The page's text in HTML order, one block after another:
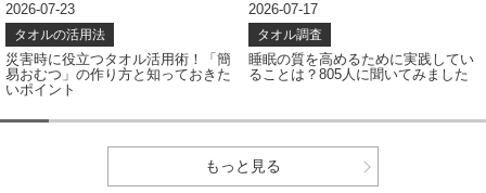
2026-07-23
タオルの活用法
災害時に役立つタオル活用術！「簡
易おむつ」の作り方と知っておきた
いポイント
2026-07-17
タオル調査
睡眠の質を高めるために実践してい
ることは？805人に聞いてみました
もっと見る